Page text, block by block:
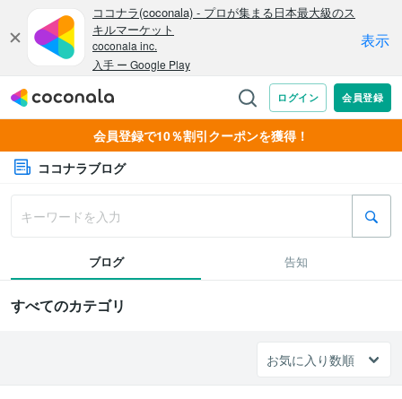
会員登録で10％割引クーポンを獲得！
ココナラブログ
ブログ 告知
すべてのカテゴリ